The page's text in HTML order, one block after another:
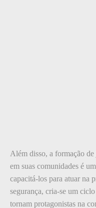
Além disso, a formação de
em suas comunidades é
capacitá-los para atuar na
segurança, cria-se um
tornam protagonistas na